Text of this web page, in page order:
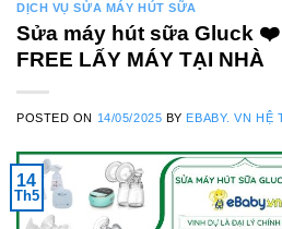
DỊCH VỤ SỬA MÁY HÚT SỮA
Sửa máy hút sữa Gluck ❤️️
FREE LẤY MÁY TẠI NHÀ
POSTED ON 14/05/2025 BY EBABY. VN HỆ
14
Th5